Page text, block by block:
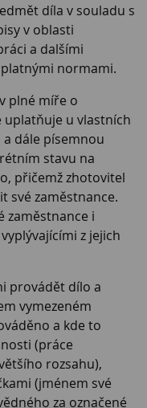
díla v souladu s
v oblasti
a dalšími
normami.
plné míře o
u vlastních
dále písemnou
stavu na
přičemž zhotovitel
své zaměstnance.
zaměstnance i
z jejich
provádět dílo a
vymezeném
a kde to
(práce
rozsahu),
(jménem své
za označené